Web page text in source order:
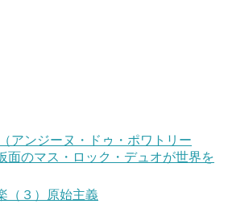
アンジーヌ・ドゥ・ポワトリー
のマス・ロック・デュオが世界を
（３）原始主義